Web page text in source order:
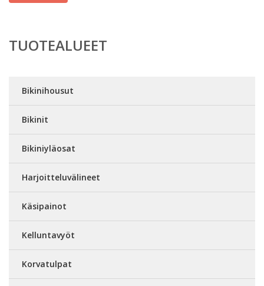
TUOTEALUEET
Bikinihousut
Bikinit
Bikiniyläosat
Harjoitteluvälineet
Käsipainot
Kelluntavyöt
Korvatulpat